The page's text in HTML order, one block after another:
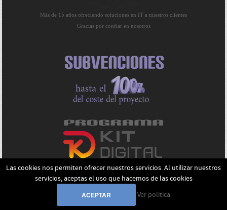
Más de 15 años ofreciendo soluciones en IT a nuestros clientes
Gracias por confiar en nosotros
Las cookies nos permiten ofrecer nuestros servicios. Al utilizar nuestros
servicios, aceptas el uso que hacemos de las cookies
ACEPTAR Ver política